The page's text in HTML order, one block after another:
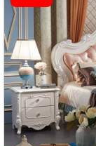
Em
Giường
tầng,
bàn
học, tủ
sách
Nội
Thất
Phòng
Khách